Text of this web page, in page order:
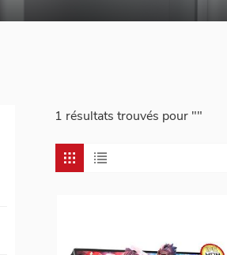
1 résultats trouvés pour ""